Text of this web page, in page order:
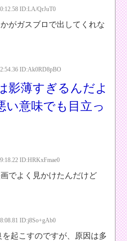
ID:LA/QrJuT0
がガスブロで出してくれな
ID:Ak0RD8pBO
影薄すぎるんだよ
い意味でも目立っ
ID:HRKxFmae0
でよく見かけたんだけど
ID:j8So+gAb0
起こすのですが、原因は多